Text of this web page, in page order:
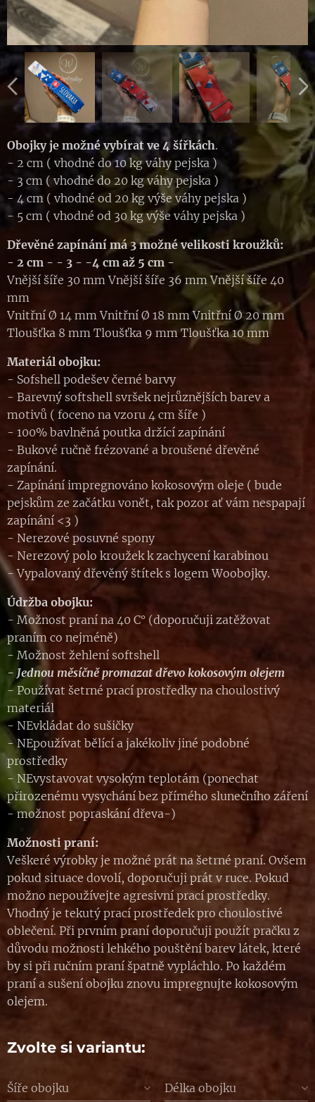
Obojky je možné vybírat ve 4 šířkách.
- 2 cm ( vhodné do 10 kg váhy pejska )
- 3 cm ( vhodné do 20 kg váhy pejska )
- 4 cm ( vhodné od 20 kg výše váhy pejska )
- 5 cm ( vhodné od 30 kg výše váhy pejska )
Dřevěné zapínání má 3 možné velikosti kroužků:
- 2 cm - - 3 - -4 cm až 5 cm -
Vnější šíře 30 mm Vnější šíře 36 mm Vnější šíře 40
mm
Vnitřní Ø 14 mm Vnitřní Ø 18 mm Vnitřní Ø 20 mm
Tloušťka 8 mm Tloušťka 9 mm Tloušťka 10 mm
Materiál obojku:
- Sofshell podešev černé barvy
- Barevný softshell svršek nejrůznějších barev a
motivů ( foceno na vzoru 4 cm šíře )
- 100% bavlněná poutka držící zapínání
- Bukové ručně frézované a broušené dřevěné
zapínání.
- Zapínání impregnováno kokosovým oleje ( bude
pejskům ze začátku vonět, tak pozor ať vám nespapají
zapínání <3 )
- Nerezové posuvné spony
- Nerezový polo kroužek k zachycení karabinou
- Vypalovaný dřevěný štítek s logem Woobojky.
Údržba obojku:
- Možnost praní na 40 C° (doporučuji zatěžovat
praním co nejméně)
- Možnost žehlení softshell
- Jednou měsíčně promazat dřevo kokosovým olejem
- Používat šetrné prací prostředky na choulostivý
materiál
- NEvkládat do sušičky
- NEpoužívat bělící a jakékoliv jiné podobné
prostředky
- NEvystavovat vysokým teplotám (ponechat
přirozenému vysychání bez přímého slunečního záření
- možnost popraskání dřeva-)
Možnosti praní:
Veškeré výrobky je možné prát na šetrné praní. Ovšem
pokud situace dovolí, doporučuji prát v ruce. Pokud
možno nepoužívejte agresivní prací prostředky.
Vhodný je tekutý prací prostředek pro choulostivé
oblečení. Při prvním praní doporučuji použít pračku z
důvodu možnosti lehkého pouštění barev látek, které
by si při ručním praní špatně vypláchlo. Po každém
praní a sušení obojku znovu impregnujte kokosovým
olejem.
Zvolte si variantu:
Šíře obojku Délka obojku